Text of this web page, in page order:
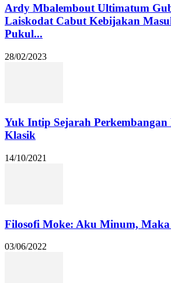
Ardy Mbalembout Ultimatum
Laiskodat Cabut Kebijakan
Pukul...
28/02/2023
Yuk Intip Sejarah Perkembangan
Klasik
14/10/2021
Filosofi Moke: Aku Minum,
03/06/2022